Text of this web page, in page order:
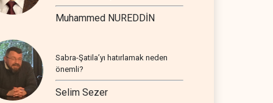
Muhammed NUREDDİN
Sabra-Şatila’yı hatırlamak neden
önemli?
Selim Sezer